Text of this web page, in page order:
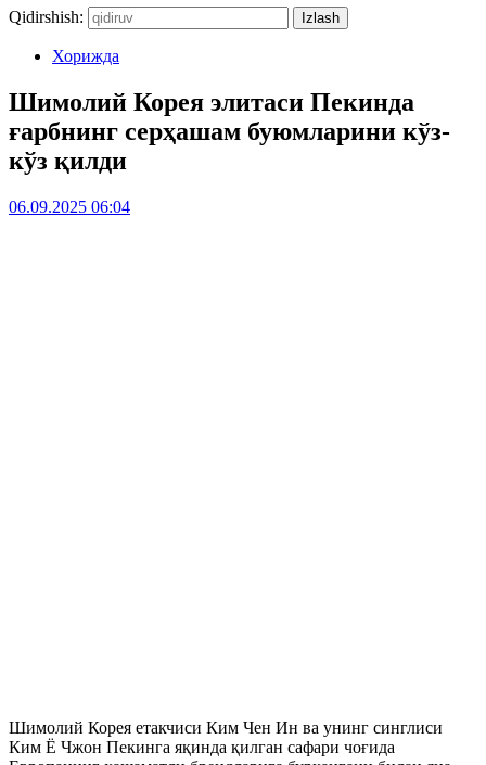
Qidirshish:
Хорижда
Шимолий Корея элитаси Пекинда
ғарбнинг серҳашам буюмларини кўз-
кўз қилди
06.09.2025 06:04
Шимолий Корея етакчиси Ким Чен Ин ва унинг синглиси
Ким Ё Чжон Пекинга яқинда қилган сафари чоғида